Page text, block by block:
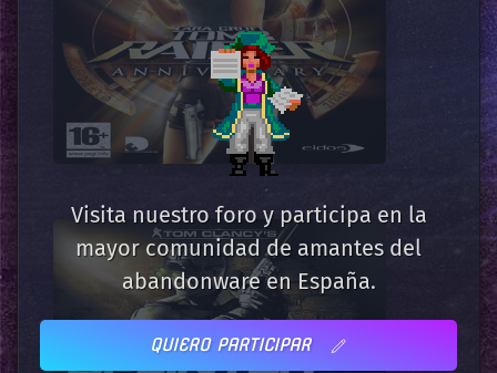
Visita nuestro foro y participa en la
mayor comunidad de amantes del
abandonware en España.
QUIERO PARTICIPAR